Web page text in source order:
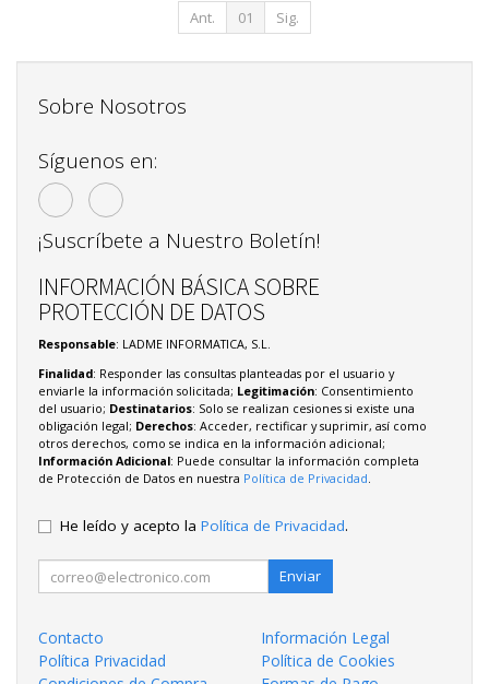
Ant. 01 Sig.
Sobre Nosotros
Síguenos en:
¡Suscríbete a Nuestro Boletín!
INFORMACIÓN BÁSICA SOBRE
PROTECCIÓN DE DATOS
Responsable: LADME INFORMATICA, S.L.
Finalidad: Responder las consultas planteadas por el usuario y
enviarle la información solicitada; Legitimación: Consentimiento
del usuario; Destinatarios: Solo se realizan cesiones si existe una
obligación legal; Derechos: Acceder, rectificar y suprimir, así como
otros derechos, como se indica en la información adicional;
Información Adicional: Puede consultar la información completa
de Protección de Datos en nuestra Política de Privacidad
He leído y acepto la Política de Privacidad.
Enviar
Contacto
Información Legal
Política Privacidad
Política de Cookies